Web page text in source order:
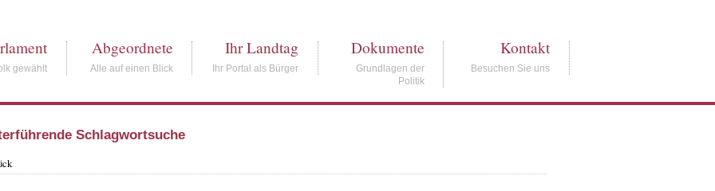
gewählt
Abgeordnete
Alle auf einen Blick
Ihr Landtag
Ihr Portal als Bürger
Dokumente
Grundlagen der
Politik
Kontakt
Besuchen Sie uns
Schlagwortsuche